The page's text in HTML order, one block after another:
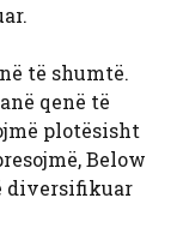
të shumtë.
qenë të
plotësisht
Below
diversifikuar